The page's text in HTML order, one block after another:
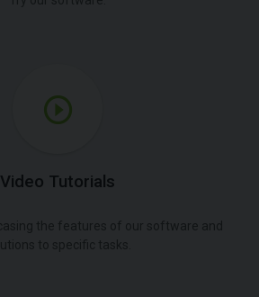
Video Tutorials